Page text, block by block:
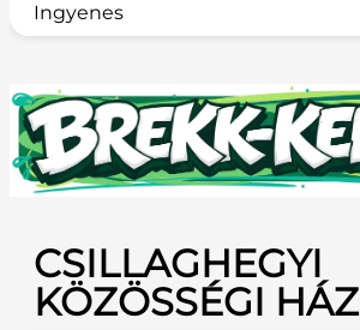
Ingyenes
CSILLAGHEGYI
KÖZÖSSÉGI HÁZ